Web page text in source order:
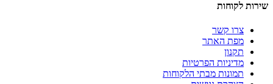
שירות לקוחות
צרו קשר
מפת האתר
תקנון
מדיניות הפרטיות
תמונות מבתי הלקוחות